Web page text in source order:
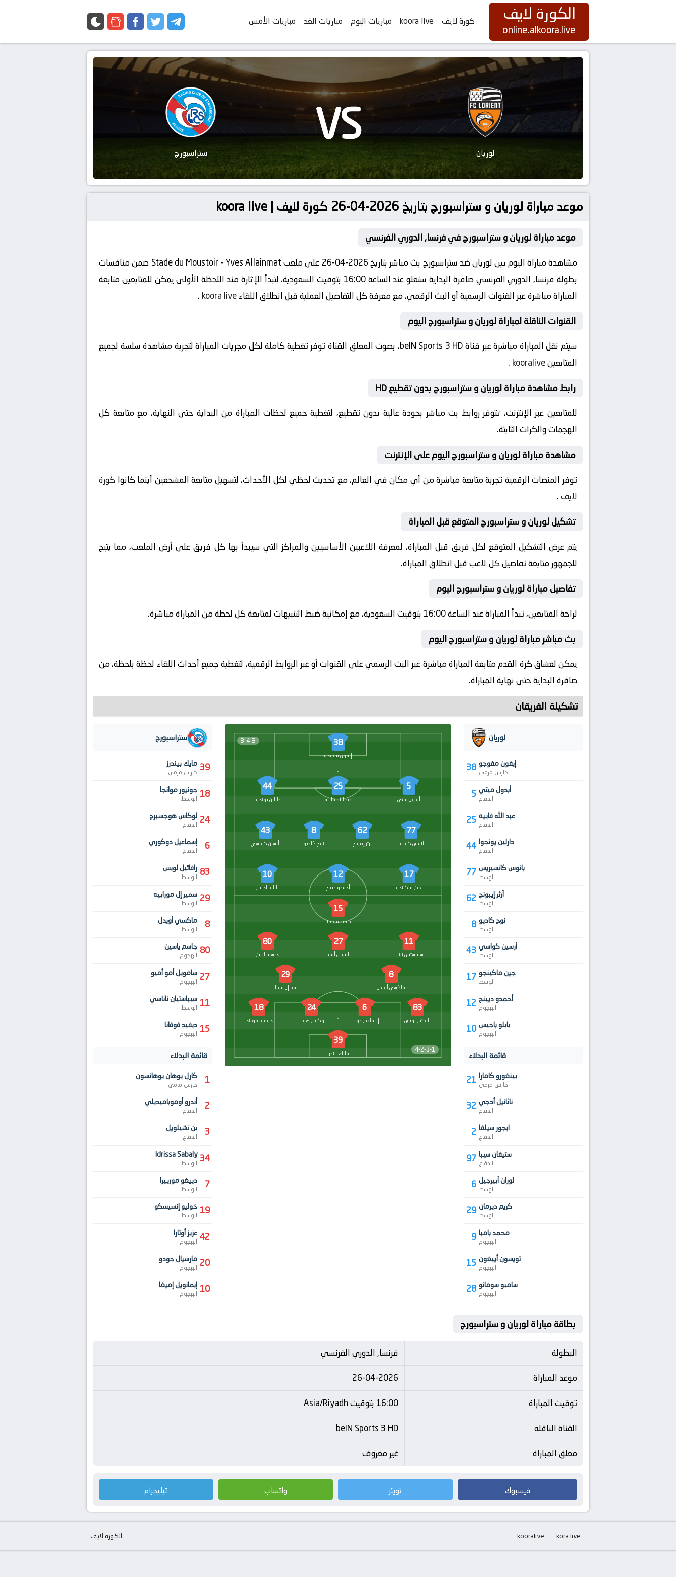
الكورة لايف
online.alkoora.live
كورة لايف koora live مباريات اليوم مباريات الغد مباريات الأمس
لوريان VS ستراسبورج
موعد مباراة لوريان و ستراسبورج بتاريخ 2026-04-26 كورة لايف | koora live
موعد مباراة لوريان و ستراسبورج في فرنسا, الدوري الفرنسي
مشاهدة مباراة اليوم بين لوريان ضد ستراسبورج بث مباشر بتاريخ 2026-04-26 على ملعب Stade du Moustoir - Yves Allainmat ضمن منافسات
بطولة فرنسا, الدوري الفرنسي صافرة البداية ستعلو عند الساعة 16:00 بتوقيت السعودية، لتبدأ الإثارة منذ اللحظة الأولى يمكن للمتابعين متابعة
المباراة مباشرة عبر القنوات الرسمية أو البث الرقمي، مع معرفة كل التفاصيل العملية قبل انطلاق اللقاءkoora live
.
القنوات الناقلة لمباراة لوريان و ستراسبورج اليوم
سيتم نقل المباراة مباشرة عبر قناة beIN Sports 3 HD، بصوت المعلق القناة توفر تغطية كاملة لكل مجريات المباراة لتجربة مشاهدة سلسة لجميع
المتابعينkooralive
.
رابط مشاهدة مباراة لوريان و ستراسبورج بدون تقطيع HD
للمتابعين عبر الإنترنت، تتوفر روابط بث مباشر بجودة عالية بدون تقطيع، لتغطية جميع لحظات المباراة من البداية حتى النهاية، مع متابعة كل
الهجمات والكرات الثابتة.
مشاهدة مباراة لوريان و ستراسبورج اليوم على الإنترنت
توفر المنصات الرقمية تجربة متابعة مباشرة من أي مكان في العالم، مع تحديث لحظي لكل الأحداث، لتسهيل متابعة المشجعين أينما كانوا كورة
لايف.
تشكيل لوريان و ستراسبورج المتوقع قبل المباراة
يتم عرض التشكيل المتوقع لكل فريق قبل المباراة، لمعرفة اللاعبين الأساسيين والمراكز التي سيبدأ بها كل فريق على أرض الملعب، مما يتيح
للجمهور متابعة تفاصيل كل لاعب قبل انطلاق المباراة.
تفاصيل مباراة لوريان و ستراسبورج اليوم
لراحة المتابعين، تبدأ المباراة عند الساعة 16:00 بتوقيت السعودية، مع إمكانية ضبط التنبيهات لمتابعة كل لحظة من المباراة مباشرة.
بث مباشر مباراة لوريان و ستراسبورج اليوم
يمكن لعشاق كرة القدم متابعة المباراة مباشرة عبر البث الرسمي على القنوات أو عبر الروابط الرقمية، لتغطية جميع أحداث اللقاء لحظة بلحظة، من
صافرة البداية حتى نهاية المباراة.
تشكيلة الفريقان
3-4-3 38
إيفون مفوجو
5
أبدول ميتي
25
عبد الله فاييه
44
دارلين يونجوا
77
بانوس كاتسيريس
62
آرثر إيبونج
8
نوح كاديو
43
أرسين كواسي
17
جين ماكينجو
12
أحمدو ديينج
10
بابلو باجيس
4-2-3-1
15
ديفيد فوفانا
11
سيباستيان ناناسي
27
سامويل أمو أميو
80
جاسم ياسين
8
ماكسي أويدل
29
سمير إل مورابيه
83
رافائيل لويس
6
إسماعيل دوكوري
24
لوكاس هوجسبرج
18
جونيور موانجا
39
مايك بيندرز
لوريان
38 إيفون مفوجو
حارس مرمى
5 أبدول ميتي
الدفاع
25 عبد الله فاييه
الدفاع
44 دارلين يونجوا
الدفاع
77 بانوس كاتسيريس
الوسط
62 آرثر إيبونج
الوسط
8 نوح كاديو
الوسط
43 أرسين كواسي
الوسط
17 جين ماكينجو
الوسط
12 أحمدو ديينج
الهجوم
10 بابلو باجيس
الهجوم
قائمة البدلاء
21 بينغورو كامارا
حارس مرمى
32 ناثانيل أدجي
الدفاع
2 ايجور سيلفا
الدفاع
97 ستيفان سيبا
الدفاع
6 لوران أبيرجيل
الوسط
29 كريم ديرمان
الوسط
9 محمد بامبا
الهجوم
15 تويسون أييغون
الهجوم
28 سامبو سومانو
الهجوم
ستراسبورج
39 مايك بيندرز
حارس مرمى
18 جونيور موانجا
الوسط
24 لوكاس هوجسبرج
الدفاع
6 إسماعيل دوكوري
الدفاع
83 رافائيل لويس
الوسط
29 سمير إل مورابيه
الوسط
8 ماكسي أويدل
الوسط
80 جاسم ياسين
الهجوم
27 سامويل أمو أميو
الهجوم
11 سيباستيان ناناسي
الوسط
15 ديفيد فوفانا
الهجوم
قائمة البدلاء
1 كارل يوهان يوهانسون
حارس مرمى
2 أندرو أوموباميديلي
الدفاع
3 بن تشيلويل
الدفاع
34
Idrissa Sabaly
الوسط
7 دييغو مورييرا
الوسط
19 خوليو إنسيسكو
الوسط
42 عزيز أوتارا
الهجوم
20 مارسيال جودو
الهجوم
10 إيمانويل إميغا
الهجوم
بطاقة مباراة لوريان و ستراسبورج
البطولة
فرنسا, الدوري الفرنسي
موعد المباراة
26-04-2026
توقيت المباراة
16:00 بتوقيت Asia/Riyadh
القناة الناقله
beIN Sports 3 HD
معلق المباراة
غير معروف
فيسبوك تويتر واتساب تيليجرام
الكورة لايف kora live
kooralive